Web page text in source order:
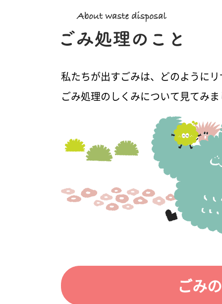
私たちが出すごみは、どのように
ごみ処理のしくみについて見てみ
ごみ